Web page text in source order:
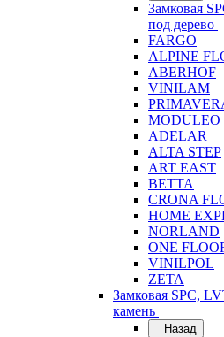
Замковая
под дерево
FARGO
ALPINE
ABERHOF
VINILAM
MODULEO
ADELAR
ALTA STEP
ART EAST
BETTA
CRONA
HOME
NORLAND
ONE
VINILPOL
ZETA
Замковая SPC,
камень
Назад